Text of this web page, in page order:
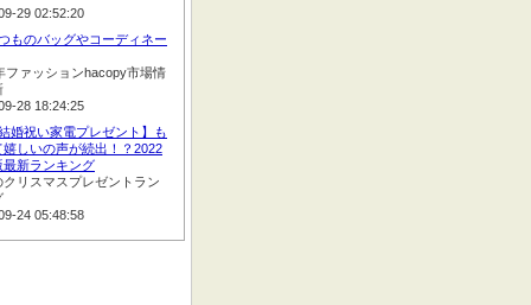
29 02:52:20
ものバッグやコーディネー
ファッションhacopy市場情
28 18:24:25
婚祝い家電プレゼント】も
嬉しいの声が続出！？2022
最新ランキング
クリスマスプレゼントラン
24 05:48:58